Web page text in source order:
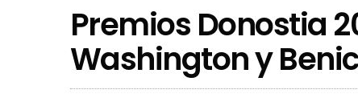
Premios Donostia
Washington y